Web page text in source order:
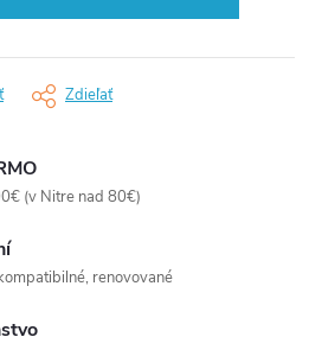
Zdieľať
(v Nitre nad 80€)
renovované